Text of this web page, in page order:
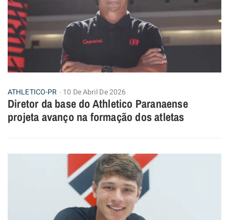
ATHLETICO-PR 10 De Abril De 2026
Diretor da base do Athletico Paranaense
projeta avanço na formação dos atletas